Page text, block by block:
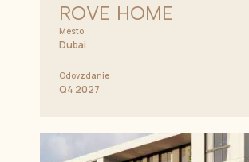
ROVE HOME
Mesto
Dubai
Odovzdanie
Q4 2027